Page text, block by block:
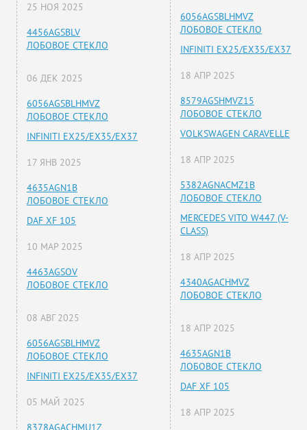
25 НОЯ 2025
4456AGSBLV
ЛОБОВОЕ СТЕКЛО
06 ДЕК 2025
6056AGSBLHMVZ
ЛОБОВОЕ СТЕКЛО
INFINITI EX25/EX35/EX37
17 ЯНВ 2025
4635AGN1B
ЛОБОВОЕ СТЕКЛО
DAF XF 105
10 МАР 2025
4463AGSOV
ЛОБОВОЕ СТЕКЛО
08 АВГ 2025
6056AGSBLHMVZ
ЛОБОВОЕ СТЕКЛО
INFINITI EX25/EX35/EX37
05 МАЙ 2025
6056AGSBLHMVZ
ЛОБОВОЕ СТЕКЛО
INFINITI EX25/EX35/EX37
18 АПР 2025
8579AGSHMVZ15
ЛОБОВОЕ СТЕКЛО
VOLKSWAGEN CARAVELLE
18 АПР 2025
5382AGNACMZ1B
ЛОБОВОЕ СТЕКЛО
MERCEDES VITO W447 (V-
CLASS)
18 АПР 2025
4340AGACHMVZ
ЛОБОВОЕ СТЕКЛО
18 АПР 2025
4635AGN1B
ЛОБОВОЕ СТЕКЛО
DAF XF 105
18 АПР 2025